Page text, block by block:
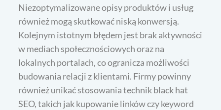
Niezoptymalizowane opisy produktów i usług
również mogą skutkować niską konwersją.
Kolejnym istotnym błędem jest brak aktywności
w mediach społecznościowych oraz na
lokalnych portalach, co ogranicza możliwości
budowania relacji z klientami. Firmy powinny
również unikać stosowania technik black hat
SEO, takich jak kupowanie linków czy keyword